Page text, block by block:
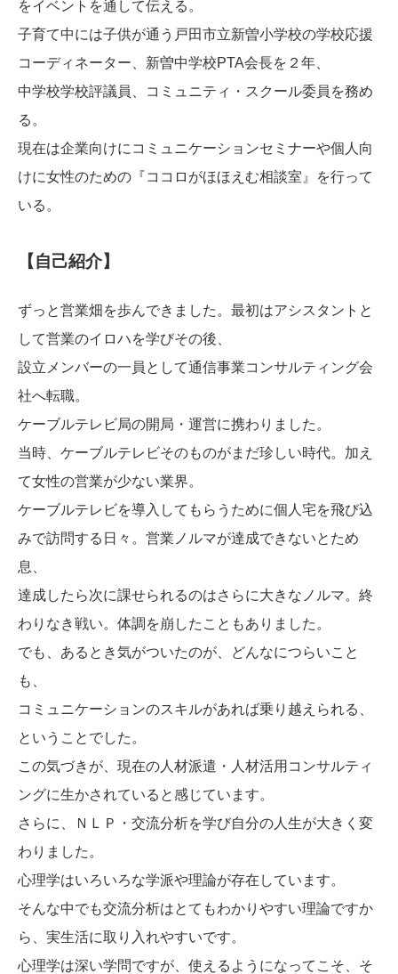
をイベントを通して伝える。
子育て中には子供が通う戸田市立新曽小学校の学校応援
コーディネーター、新曽中学校PTA会長を２年、
中学校学校評議員、コミュニティ・スクール委員を務め
る。
現在は企業向けにコミュニケーションセミナーや個人向
けに女性のための『ココロがほほえむ相談室』を行って
いる。
【自己紹介】
ずっと営業畑を歩んできました。最初はアシスタントと
して営業のイロハを学びその後、
設立メンバーの一員として通信事業コンサルティング会
社へ転職。
ケーブルテレビ局の開局・運営に携わりました。
当時、ケーブルテレビそのものがまだ珍しい時代。加え
て女性の営業が少ない業界。
ケーブルテレビを導入してもらうために個人宅を飛び込
みで訪問する日々。営業ノルマが達成できないとため
息、
達成したら次に課せられるのはさらに大きなノルマ。終
わりなき戦い。体調を崩したこともありました。
でも、あるとき気がついたのが、どんなにつらいこと
も、
コミュニケーションのスキルがあれば乗り越えられる、
ということでした。
この気づきが、現在の人材派遣・人材活用コンサルティ
ングに生かされていると感じています。
さらに、ＮＬＰ・交流分析を学び自分の人生が大きく変
わりました。
心理学はいろいろな学派や理論が存在しています。
そんな中でも交流分析はとてもわかりやすい理論ですか
ら、実生活に取り入れやすいです。
心理学は深い学問ですが、使えるようになってこそ、そ